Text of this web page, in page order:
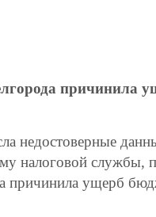
причинила
недостоверные
налоговой службы,
причинила ущерб